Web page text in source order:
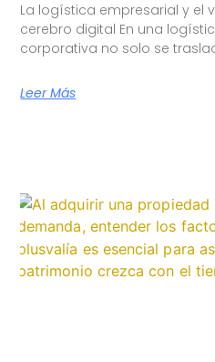
La logística empresarial y el
cerebro digital En una
corporativa no solo se
Leer Más